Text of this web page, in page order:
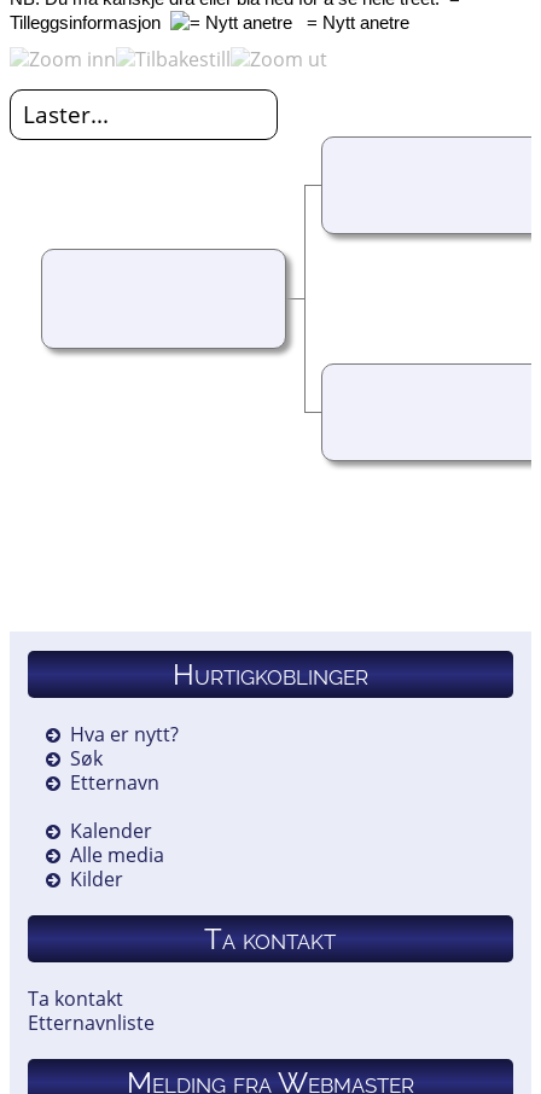
Tilleggsinformasjon
= Nytt anetre
Laster...
Hurtigkoblinger
Hva er nytt?
Søk
Etternavn
Kalender
Alle media
Kilder
Ta kontakt
Ta kontakt
Etternavnliste
Melding fra Webmaster